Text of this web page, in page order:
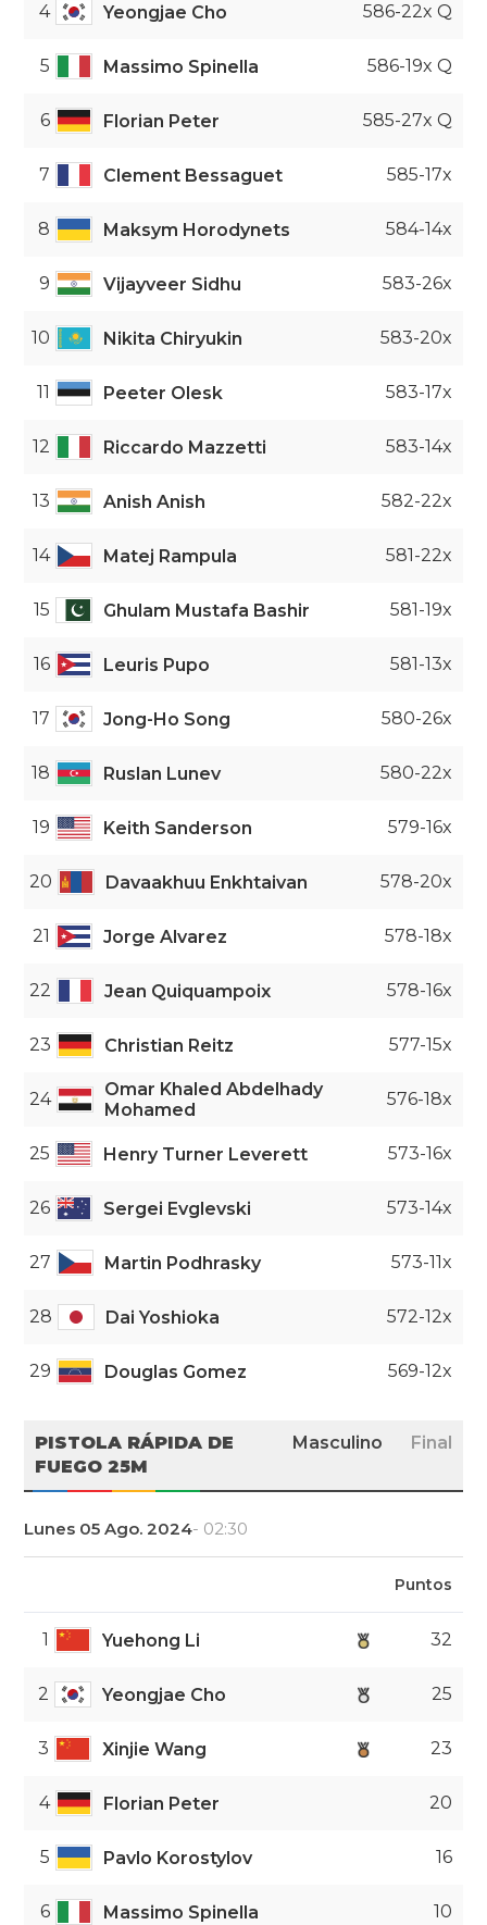
4 Yeongjae Cho 586-22x Q
5 Massimo Spinella 586-19x Q
6 Florian Peter 585-27x Q
7 Clement Bessaguet 585-17x
8 Maksym Horodynets 584-14x
9 Vijayveer Sidhu 583-26x
10 Nikita Chiryukin 583-20x
11 Peeter Olesk 583-17x
12 Riccardo Mazzetti 583-14x
13 Anish Anish 582-22x
14 Matej Rampula 581-22x
15 Ghulam Mustafa Bashir 581-19x
16 Leuris Pupo 581-13x
17 Jong-Ho Song 580-26x
18 Ruslan Lunev 580-22x
19 Keith Sanderson 579-16x
20 Davaakhuu Enkhtaivan 578-20x
21 Jorge Alvarez 578-18x
22 Jean Quiquampoix 578-16x
23 Christian Reitz 577-15x
24
Omar Khaled Abdelhady
Mohamed
576-18x
25 Henry Turner Leverett 573-16x
26 Sergei Evglevski 573-14x
27 Martin Podhrasky 573-11x
28 Dai Yoshioka 572-12x
29 Douglas Gomez 569-12x
PISTOLA RÁPIDA DE
FUEGO 25M
Masculino Final
Lunes 05 Ago. 2024- 02:30
Puntos
1 Yuehong Li 32
2 Yeongjae Cho 25
3 Xinjie Wang 23
4 Florian Peter 20
5 Pavlo Korostylov 16
6 Massimo Spinella 10